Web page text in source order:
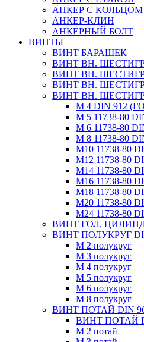
АНКЕР С
АНКЕР-КЛИН
АНКЕРНЫЙ БОЛТ
ВИНТЫ
ВИНТ БАРАШЕК
ВИНТ ВН.
ВИНТ ВН.
ВИНТ ВН.
ВИНТ ВН.
М 4 DIN 912
М 5 11738-80
М 6 11738-80
М 8 11738-80
М10 11738-80
М12 11738-80
М14 11738-80
М16 11738-80
М18 11738-80
М20 11738-80
М24 11738-80
ВИНТ ГОЛ.
ВИНТ ПОЛУКРУГ
М 2 полукруг
М 3 полукруг
М 4 полукруг
М 5 полукруг
М 6 полукруг
М 8 полукруг
ВИНТ ПОТАЙ DIN
ВИНТ ПОТАЙ
М 2 потай